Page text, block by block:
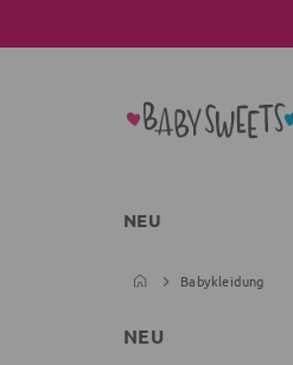
NEU
Babykleidung
NEU